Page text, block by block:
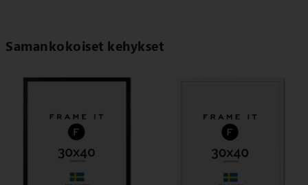
Samankokoiset kehykset